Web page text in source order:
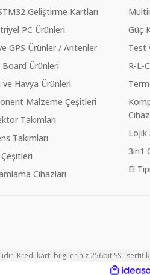
Geliştirme Kartları
PC Ürünleri
GPS Ürünler / Antenler
Board Ürünleri
ve Havya Ürünleri
Malzeme Çeşitleri
Takımları
Takımları
Cihazları
Güç
Test
R-L-
Lojik
3in1
El
Kredi kartı bilgileriniz 256bit SSL